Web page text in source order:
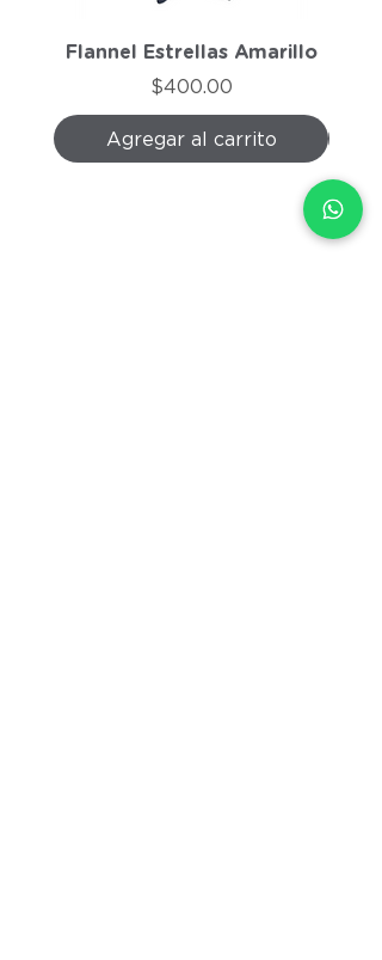
Flannel Estrellas Amarillo
Precio
$400.00
Agregar al carrito